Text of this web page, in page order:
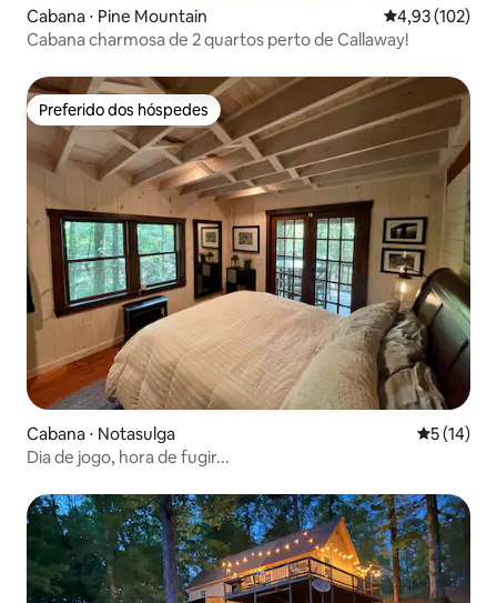
Cabana ⋅ Pine Mountain 4,93 de uma
4,93 (102)
Cabana charmosa de 2 quartos perto de Callaway!
Preferido dos hóspedes
Preferido dos hóspedes
Cabana ⋅ Notasulga 5 de uma
5 (14)
Dia de jogo, hora de fugir...